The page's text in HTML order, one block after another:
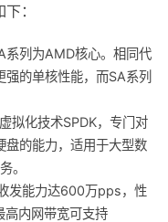
：
系列为AMD核心。相同代
的单核性能，而SA系列
拟化技术SPDK，专门对
盘的能力，适用于大型数
。
发能力达600万pps，性
高内网带宽可支持